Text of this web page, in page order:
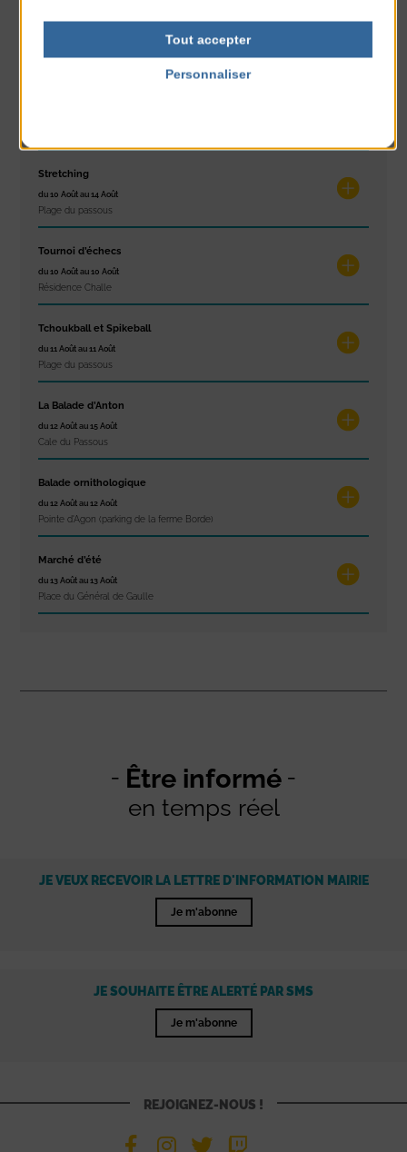
Exposition « Itinéraires »
Petit Office
Stretching
du 10 Août au 14 Août
Plage du passous
Tournoi d’échecs
du 10 Août au 10 Août
Résidence Challe
Tchoukball et Spikeball
du 11 Août au 11 Août
Plage du passous
La Balade d’Anton
du 12 Août au 15 Août
Cale du Passous
Balade ornithologique
du 12 Août au 12 Août
Pointe d'Agon (parking de la ferme Borde)
Marché d’été
du 13 Août au 13 Août
Place du Général de Gaulle
Être informé
en temps réel
JE VEUX RECEVOIR LA LETTRE D'INFORMATION MAIRIE
Je m'abonne
JE SOUHAITE ÊTRE ALERTÉ PAR SMS
Je m'abonne
REJOIGNEZ-NOUS !
Tout accepter
Personnaliser